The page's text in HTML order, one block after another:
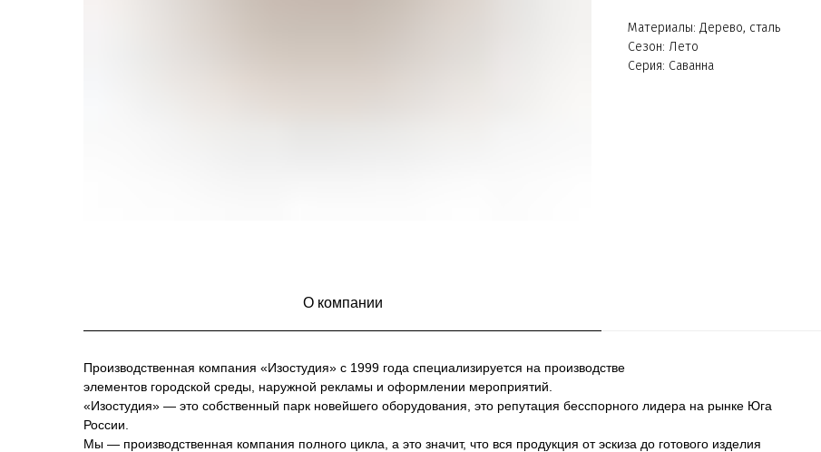
Материалы: Дерево, сталь
Сезон: Лето
Серия: Саванна
О компании
Производственная компания «Изостудия» с 1999 года специализируется на производстве
элементов городской среды, наружной рекламы и оформлении мероприятий.
«Изостудия» — это собственный парк новейшего оборудования, это репутация бесспорного лидера на рынке Юга
России.
Мы — производственная компания полного цикла, а это значит, что вся продукция от эскиза до готового изделия